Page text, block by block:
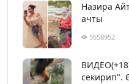
Назира
ачты
5558952
секирип".